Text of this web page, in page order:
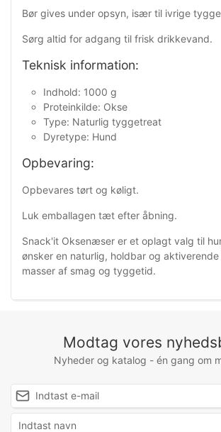
Bør gives under opsyn, især til ivrige
Sørg altid for adgang til frisk drikkevand.
Teknisk information:
Indhold: 1000 g
Proteinkilde: Okse
Type: Naturlig tyggetreat
Dyretype: Hund
Opbevaring:
Opbevares tørt og køligt.
Luk emballagen tæt efter åbning.
Snack'it Oksenæser er et oplagt valg til
ønsker en naturlig, holdbar og
masser af smag og tyggetid.
Modtag vores
Nyheder og katalog - én gang om